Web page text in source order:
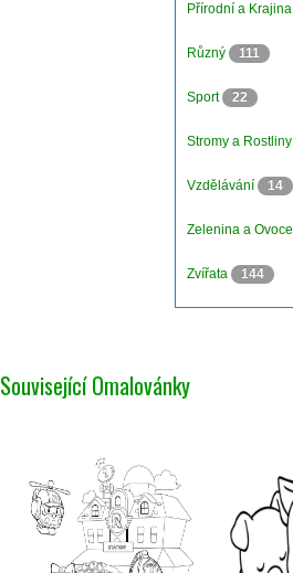
Přírodní a Krajina
Různý 111
Sport 22
Stromy a Rostliny
Vzdělávání 14
Zelenina a Ovoce
Zvířata 144
Související Omalovánky